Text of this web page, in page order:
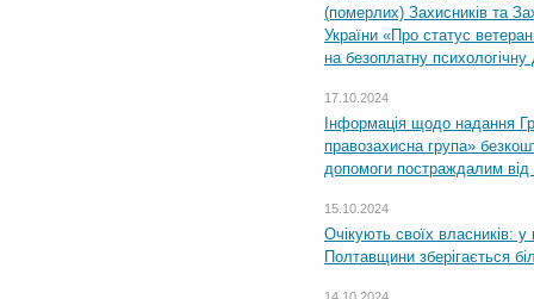
(померлих) Захисників та
України «Про статус
на безоплатну психологічну
17.10.2024
Інформація щодо надання
правозахисна група»
допомоги постраждалим від
15.10.2024
Очікують своїх власників: у
Полтавщини зберігається
14.10.2024